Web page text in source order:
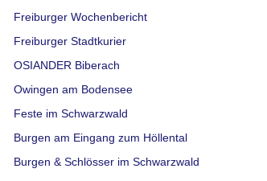
Freiburger Wochenbericht
Freiburger Stadtkurier
OSIANDER Biberach
Owingen am Bodensee
Feste im Schwarzwald
Burgen am Eingang zum Höllental
Burgen & Schlösser im Schwarzwald